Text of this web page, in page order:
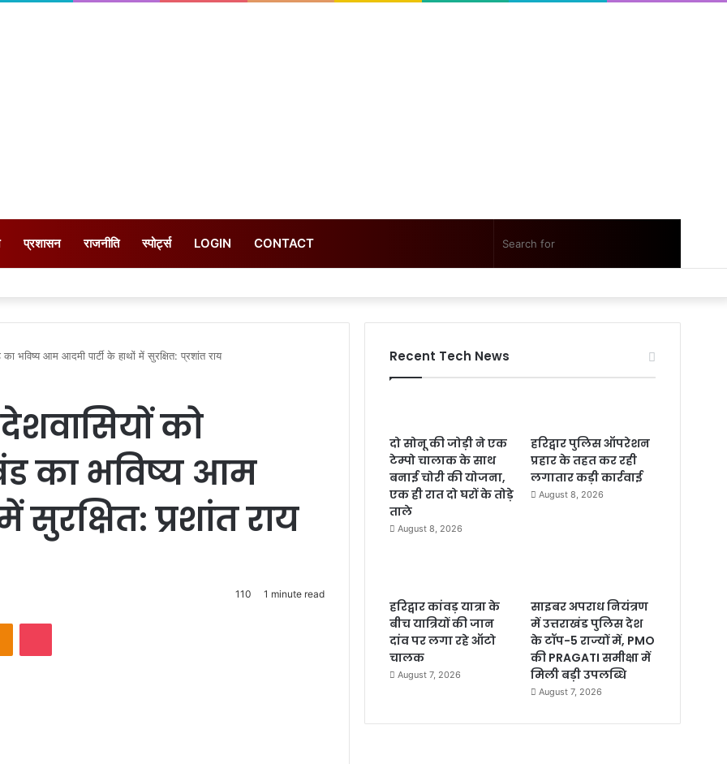
प्रशासन राजनीति स्पोर्ट्स LOGIN CONTACT Sidebar
भविष्य आम आदमी पार्टी के हाथों में सुरक्षित: प्रशांत राय
को
का भविष्य आम
सुरक्षित: प्रशांत राय
110 1 minute read
Odnoklassniki
Pocket
Recent Tech News
दो सोनू की जोड़ी ने एक
टेम्पो चालाक के साथ
बनाई चोरी की योजना,
एक ही रात दो घरों के तोड़े
ताले
August 8, 2026
हरिद्वार पुलिस ऑपरेशन
प्रहार के तहत कर रही
लगातार कड़ी कार्रवाई
August 8, 2026
हरिद्वार कांवड़ यात्रा के
बीच यात्रियों की जान
दांव पर लगा रहे ऑटो
चालक
August 7, 2026
साइबर अपराध नियंत्रण
में उत्तराखंड पुलिस देश
के टॉप-5 राज्यों में, PMO
की PRAGATI समीक्षा में
मिली बड़ी उपलब्धि
August 7, 2026